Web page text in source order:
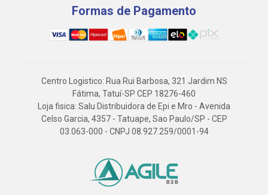
Formas de Pagamento
Centro Logistico: Rua Rui Barbosa, 321 Jardim NS
Fátima, Tatuí-SP CEP 18276-460
Loja fisica: Salu Distribuidora de Epi e Mro - Avenida
Celso Garcia, 4357 - Tatuape, Sao Paulo/SP - CEP
03.063-000 - CNPJ 08.927.259/0001-94